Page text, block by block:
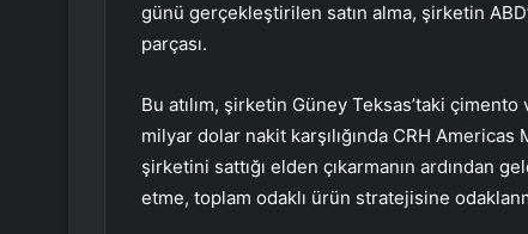
günü gerçekleştirilen satın alma, şirketin
parçası.
Bu atılım, şirketin Güney Teksas’taki
milyar dolar nakit karşılığında CRH Americas
şirketini sattığı elden çıkarmanın ardından
etme, toplam odaklı ürün stratejisine